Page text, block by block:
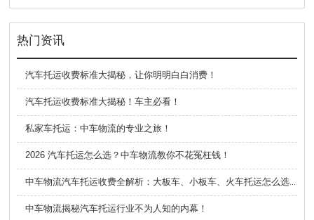
热门资讯
汽车托运收费标准大揭秘，让你明明白白消费！
汽车托运收费标准大揭秘！车主必看！
私家车托运：中车物流的专业之旅！
2026 汽车托运怎么选？中车物流教你不花冤枉钱！
中车物流汽车托运收费全解析：大板车、小板车、火车托运怎么选？
中车物流揭秘汽车托运行业不为人知的内幕！